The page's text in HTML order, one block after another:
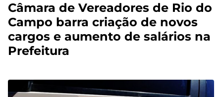
Câmara de Vereadores de Rio do
Campo barra criação de novos
cargos e aumento de salários na
Prefeitura